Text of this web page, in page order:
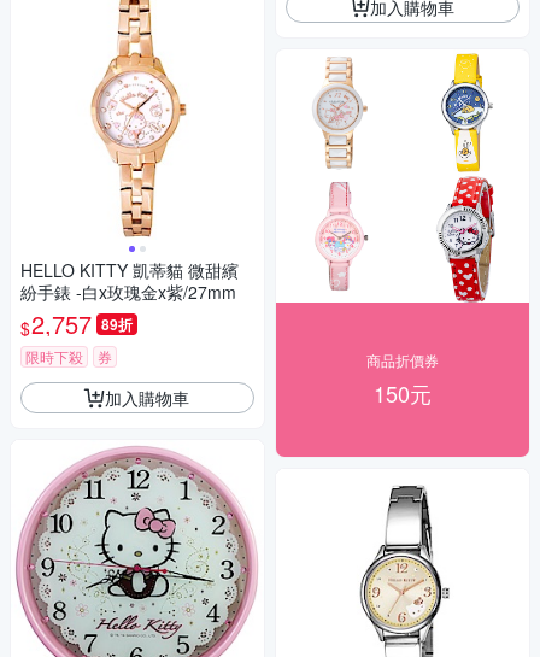
HELLO KITTY 凱蒂貓 微甜繽
紛手錶 -白x玫瑰金x紫/27mm
$2,757 89折
限時下殺 券
加入購物車
加入購物車
商品折價券
150元